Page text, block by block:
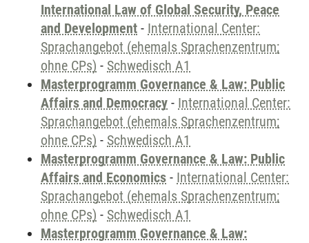
International Law of Global Security, Peace
and Development - International Center:
Sprachangebot (ehemals Sprachenzentrum;
ohne CPs) - Schwedisch A1
Masterprogramm Governance & Law: Public
Affairs and Democracy - International Center:
Sprachangebot (ehemals Sprachenzentrum;
ohne CPs) - Schwedisch A1
Masterprogramm Governance & Law: Public
Affairs and Economics - International Center:
Sprachangebot (ehemals Sprachenzentrum;
ohne CPs) - Schwedisch A1
Masterprogramm Governance & Law: